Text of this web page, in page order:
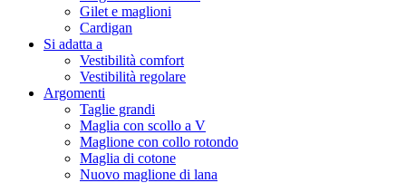
Gilet e maglioni
Cardigan
Si adatta a
Vestibilità comfort
Vestibilità regolare
Argomenti
Taglie grandi
Maglia con scollo a V
Maglione con collo rotondo
Maglia di cotone
Nuovo maglione di lana